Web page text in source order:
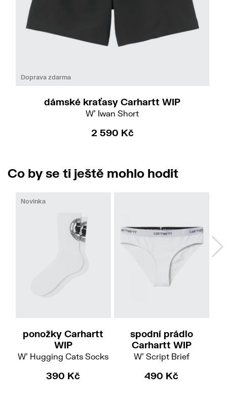
Doprava zdarma
dámské kraťasy Carhartt WIP
W' Iwan Short
2 590 Kč
Co by se ti ještě mohlo hodit
Novinka
ponožky Carhartt
WIP
W' Hugging Cats Socks
390 Kč
spodní prádlo
Carhartt WIP
W' Script Brief
490 Kč